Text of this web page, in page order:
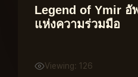
Legend of Ymir
แห่งความร่วมมือ
Viewing: 126